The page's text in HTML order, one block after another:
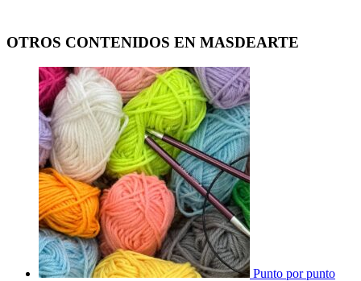
OTROS CONTENIDOS EN MASDEARTE
Punto por punto